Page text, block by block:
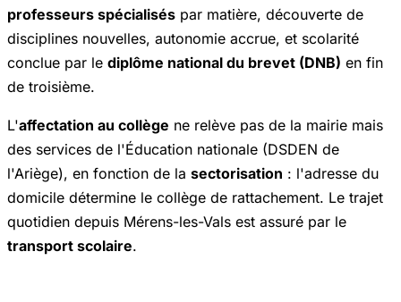
professeurs spécialisés par matière, découverte de
disciplines nouvelles, autonomie accrue, et scolarité
conclue par le diplôme national du brevet (DNB) en fin
de troisième.
L'affectation au collège ne relève pas de la mairie mais
des services de l'Éducation nationale (DSDEN de
l'Ariège), en fonction de la sectorisation : l'adresse du
domicile détermine le collège de rattachement. Le trajet
quotidien depuis Mérens-les-Vals est assuré par le
transport scolaire.